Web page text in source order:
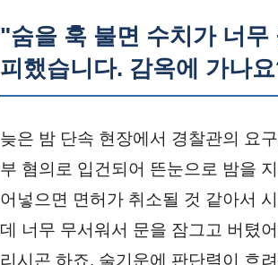
"숨을 훅 불면 수치가 너무
피했습니다. 감옥에 가나
늦은 밤 단속 현장에서 경찰관의 요
부 혐의로 입건되어 뜬눈으로 밤을
어넣으면 면허가 취소될 것 같아서
데 너무 무서워서 문을 잠그고 버텼
리시곤 하죠. 술기운에 판단력이 흐